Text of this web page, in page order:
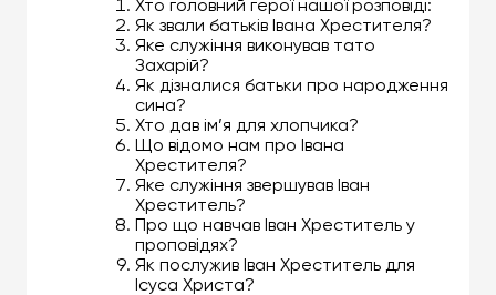
Хто головний герої нашої розповіді:
Як звали батьків Івана Хрестителя?
Яке служіння виконував тато
Захарій?
Як дізналися батьки про народження
сина?
Хто дав ім’я для хлопчика?
Що відомо нам про Івана
Хрестителя?
Яке служіння звершував Іван
Хреститель?
Про що навчав Іван Хреститель у
проповідях?
Як послужив Іван Хреститель для
Ісуса Христа?